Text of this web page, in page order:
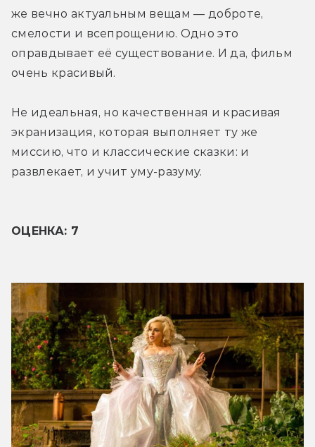
же вечно актуальным вещам — доброте,
смелости и всепрощению. Одно это
оправдывает её существование. И да, фильм
очень красивый.
Не идеальная, но качественная и красивая
экранизация, которая выполняет ту же
миссию, что и классические сказки: и
развлекает, и учит уму-разуму.
ОЦЕНКА: 7